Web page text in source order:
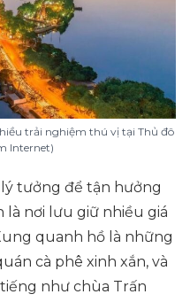
trải nghiệm thú vị tại Thủ đô
Internet)
tưởng để tận hưởng
là nơi lưu giữ nhiều giá
quanh hồ là những
cà phê xinh xắn, và
như chùa Trấn